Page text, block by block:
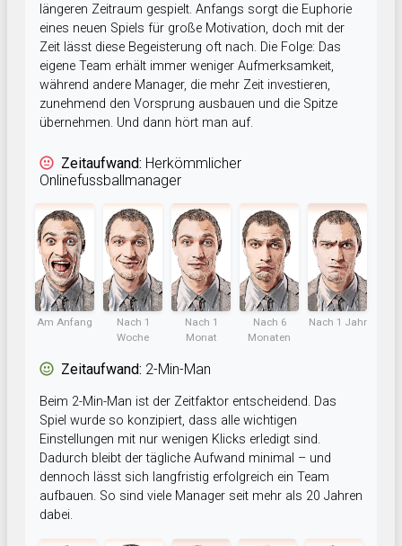
längeren Zeitraum gespielt. Anfangs sorgt die Euphorie
eines neuen Spiels für große Motivation, doch mit der
Zeit lässt diese Begeisterung oft nach. Die Folge: Das
eigene Team erhält immer weniger Aufmerksamkeit,
während andere Manager, die mehr Zeit investieren,
zunehmend den Vorsprung ausbauen und die Spitze
übernehmen. Und dann hört man auf.
Zeitaufwand: Herkömmlicher
Onlinefussballmanager
Am Anfang
Nach 1
Woche
Nach 1
Monat
Nach 6
Monaten
Nach 1 Jahr
Zeitaufwand: 2-Min-Man
Beim 2-Min-Man ist der Zeitfaktor entscheidend. Das
Spiel wurde so konzipiert, dass alle wichtigen
Einstellungen mit nur wenigen Klicks erledigt sind.
Dadurch bleibt der tägliche Aufwand minimal – und
dennoch lässt sich langfristig erfolgreich ein Team
aufbauen. So sind viele Manager seit mehr als 20 Jahren
dabei.